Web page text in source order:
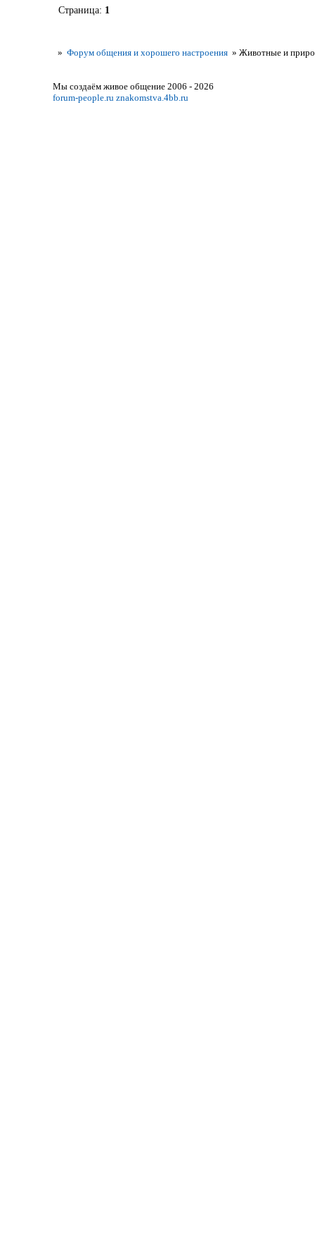
Страница: 1
» Форум общения и хорошего настроения » Животные и
Мы создаём живое общение 2006 - 2026
forum-people.ru znakomstva.4bb.ru